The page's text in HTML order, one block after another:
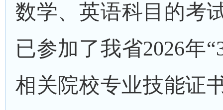
数学、英语科目的考
已参加了我省2026年“
相关院校专业技能证